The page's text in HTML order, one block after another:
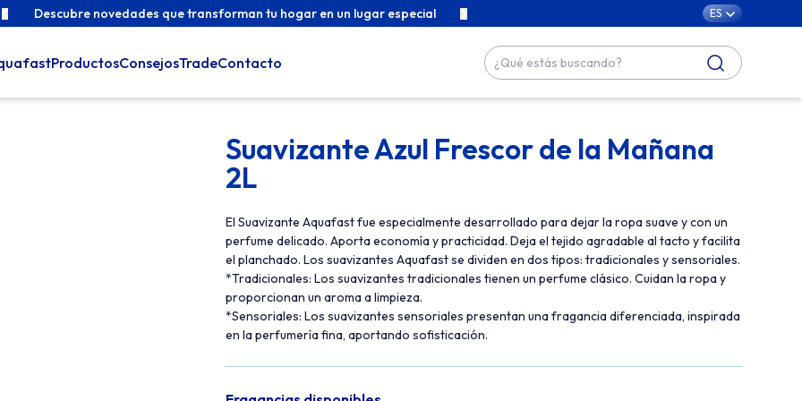
Descubre novedades que transforman tu hogar en un lugar especial Contenidos exclusivos para cuidar de tu familia con
ES
ProductosConsejosTradeContacto
Suavizante Azul Frescor de la Mañana
2L
El Suavizante Aquafast fue especialmente desarrollado para dejar la ropa suave y con un
perfume delicado. Aporta economía y practicidad. Deja el tejido agradable al tacto y facilita
el planchado. Los suavizantes Aquafast se dividen en dos tipos: tradicionales y sensoriales.
*Tradicionales: Los suavizantes tradicionales tienen un perfume clásico. Cuidan la ropa y
proporcionan un aroma a limpieza.
*Sensoriales: Los suavizantes sensoriales presentan una fragancia diferenciada, inspirada
en la perfumería fina, aportando sofisticación.